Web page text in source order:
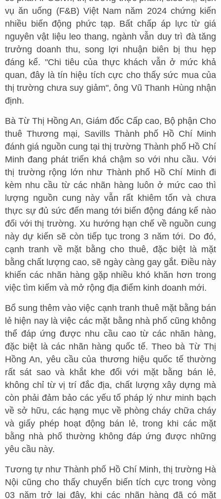
vụ ăn uống (F&B) Việt Nam năm 2024 chứng kiến
nhiều biến động phức tạp. Bất chấp áp lực từ giá
nguyên vật liệu leo thang, ngành vẫn duy trì đà tăng
trưởng doanh thu, song lợi nhuận biên bị thu hẹp
đáng kể. "Chi tiêu của thực khách vẫn ở mức khả
quan, đây là tín hiệu tích cực cho thấy sức mua của
thị trường chưa suy giảm", ông Vũ Thanh Hùng nhận
định.
Bà Từ Thị Hồng An, Giám đốc Cấp cao, Bộ phận Cho
thuê Thương mại, Savills Thành phố Hồ Chí Minh
đánh giá nguồn cung tại thị trường Thành phố Hồ Chí
Minh đang phát triển khá chậm so với nhu cầu. Với
thị trường rộng lớn như Thành phố Hồ Chí Minh đi
kèm nhu cầu từ các nhãn hàng luôn ở mức cao thì
lượng nguồn cung này vẫn rất khiêm tốn và chưa
thực sự đủ sức đến mang tới biến động đáng kể nào
đối với thị trường. Xu hướng hạn chế về nguồn cung
này dự kiến sẽ còn tiếp tục trong 3 năm tới. Do đó,
cạnh tranh về mặt bằng cho thuê, đặc biệt là mặt
bằng chất lượng cao, sẽ ngày càng gay gắt. Điều này
khiến các nhãn hàng gặp nhiều khó khăn hơn trong
việc tìm kiếm và mở rộng địa điểm kinh doanh mới.
Bổ sung thêm vào việc cạnh tranh thuê mặt bằng bán
lẻ hiện nay là việc các mặt bằng nhà phố cũng không
thể đáp ứng được nhu cầu cao từ các nhãn hàng,
đặc biệt là các nhãn hàng quốc tế. Theo bà Từ Thị
Hồng An, yêu cầu của thương hiệu quốc tế thường
rất sát sao và khắt khe đối với mặt bằng bán lẻ,
không chỉ từ vị trí đắc địa, chất lượng xây dựng mà
còn phải đảm bảo các yếu tố pháp lý như minh bạch
về sở hữu, các hạng mục về phòng cháy chữa cháy
và giấy phép hoạt động bán lẻ, trong khi các mặt
bằng nhà phố thường không đáp ứng được những
yêu cầu này.
Tương tự như Thành phố Hồ Chí Minh, thị trường Hà
Nội cũng cho thấy chuyển biến tích cực trong vòng
03 năm trở lại đây, khi các nhãn hàng đã có mặt